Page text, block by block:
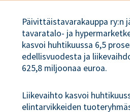
Päivittäistavarakauppa ry:n
tavaratalo- ja
kasvoi huhtikuussa 6,5
edellisvuodesta ja
625,8 miljoonaa euroa.
Liikevaihto kasvoi
elintarvikkeiden